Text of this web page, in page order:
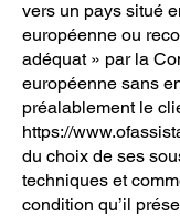
vers un pays situé
européenne ou
adéquat » par la
européenne sans
préalablement le
https://
du choix de ses
techniques et
condition qu’il